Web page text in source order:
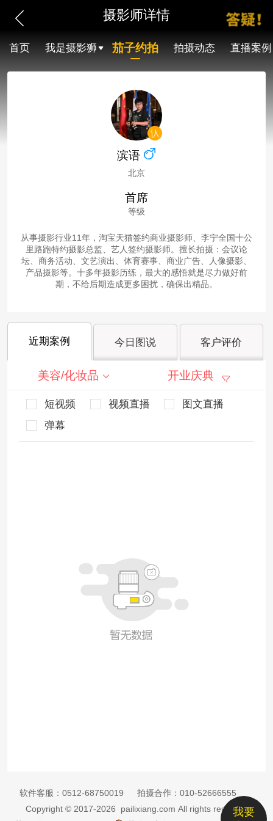
摄影师详情
首页 我是摄影狮 茄子约拍 拍摄动态 直播案例
滨语
北京
首席
等级
从事摄影行业11年，淘宝天猫签约商业摄影师、李宁全国十公
里路跑特约摄影总监、艺人签约摄影师。擅长拍摄：会议论
坛、商务活动、文艺演出、体育赛事、商业广告、人像摄影、
产品摄影等。十多年摄影历练，最大的感悟就是尽力做好前
期，不给后期造成更多困扰，确保出精品。
近期案例 今日图说 客户评价
美容/化妆品 开业庆典
短视频 视频直播
图文直播
弹幕
我要
软件客服： 0512-68750019 拍摄合作： 010-52666555
Copyright © 2017-2026 pailixiang.com All rights reserved